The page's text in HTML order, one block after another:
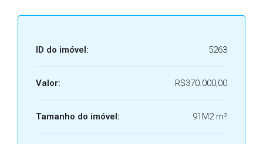
ID do imóvel: 5263
Valor: R$370.000,00
Tamanho do imóvel: 91M2 m²